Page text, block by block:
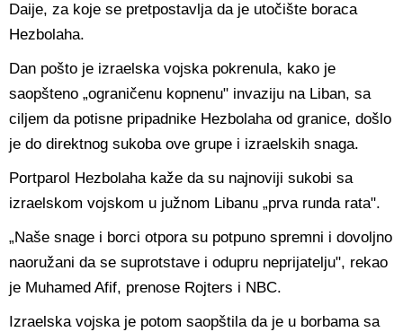
Daije, za koje se pretpostavlja da je utočište boraca
Hezbolaha.
Dan pošto je izraelska vojska pokrenula, kako je
saopšteno „ograničenu kopnenu" invaziju na Liban, sa
ciljem da potisne pripadnike Hezbolaha od granice, došlo
je do direktnog sukoba ove grupe i izraelskih snaga.
Portparol Hezbolaha kaže da su najnoviji sukobi sa
izraelskom vojskom u južnom Libanu „prva runda rata".
„Naše snage i borci otpora su potpuno spremni i dovoljno
naoružani da se suprotstave i odupru neprijatelju", rekao
je Muhamed Afif, prenose Rojters i NBC.
Izraelska vojska je potom saopštila da je u borbama sa